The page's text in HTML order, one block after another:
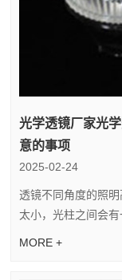
光学透镜厂家光
意的事项
2025-02-24
透镜不同角度的照
太小，光柱之间会
MORE +